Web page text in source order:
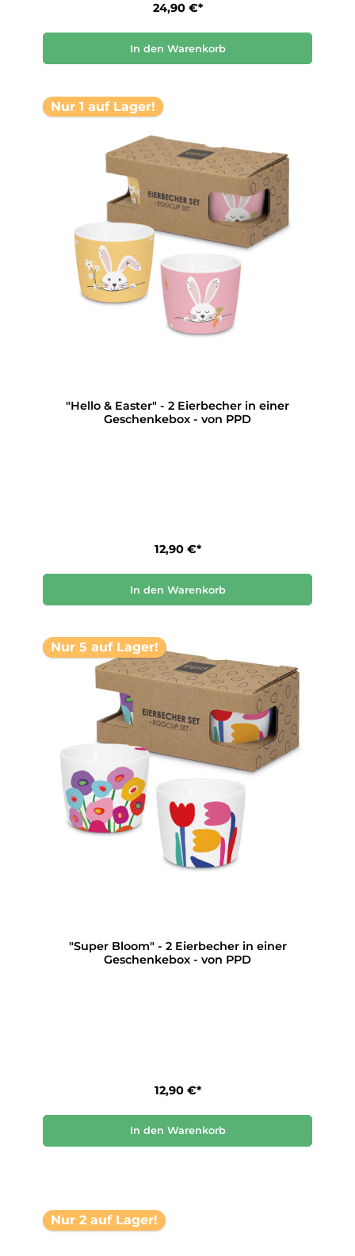
24,90 €*
In den Warenkorb
Nur 1 auf Lager!
"Hello & Easter" - 2 Eierbecher in einer
Geschenkebox - von PPD
12,90 €*
In den Warenkorb
Nur 5 auf Lager!
"Super Bloom" - 2 Eierbecher in einer
Geschenkebox - von PPD
12,90 €*
In den Warenkorb
Nur 2 auf Lager!